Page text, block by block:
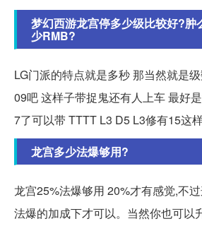
梦幻西游龙宫停多少级比较好?肿
少RMB?
LG门派的特点就是多秒 那当然就是
09吧 这样子带捉鬼还有人上车 最好
7了可以带 TTTT L3 D5 L3修有15这样
龙宫多少法爆够用?
龙宫25%法爆够用 20%才有感觉,不
法爆的加成下才可以。当然你也可以